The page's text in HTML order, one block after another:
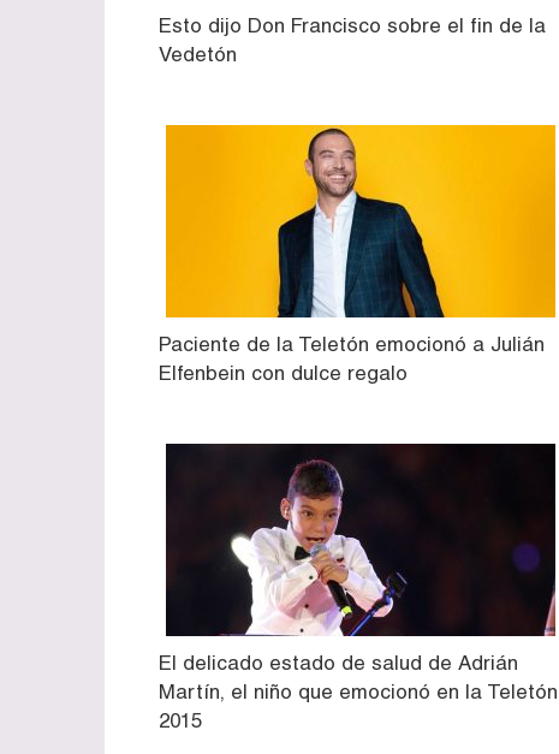
Esto dijo Don Francisco sobre el fin de la
Vedetón
Paciente de la Teletón emocionó a Julián
Elfenbein con dulce regalo
El delicado estado de salud de Adrián
Martín, el niño que emocionó en la Teletón
2015